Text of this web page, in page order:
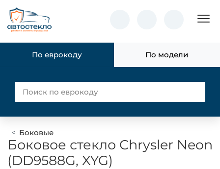
По еврокоду По модели
Боковые
Боковое стекло Chrysler Neon
(DD9588G, XYG)